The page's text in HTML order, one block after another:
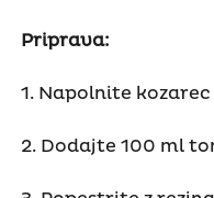
Priprava:
1. Napolnite
2. Dodajte 100 ml